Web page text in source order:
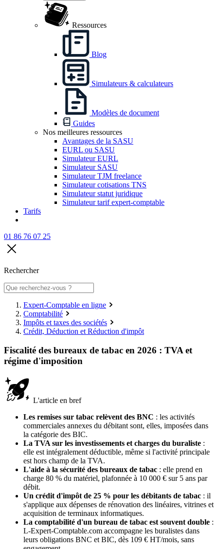
Ressources
Blog
Simulateurs & calculateurs
Modèles de document
Guides
Nos meilleures ressources
Avantages de la SASU
EURL ou SASU
Simulateur EURL
Simulateur SASU
Simulateur TJM freelance
Simulateur cotisations TNS
Simulateur statut juridique
Simulateur tarif expert-comptable
Tarifs
01 86 76 07 25
Rechercher
Expert-Comptable en ligne
Comptabilité
Impôts et taxes des sociétés
Crédit, Déduction et Réduction d'impôt
Fiscalité des bureaux de tabac en 2026 : TVA et
régime d'imposition
L'article en bref
Les remises sur tabac relèvent des BNC : les activités
commerciales annexes du débitant sont, elles, imposées dans
la catégorie des BIC.
La TVA sur les investissements et charges du buraliste :
elle est intégralement déductible, même si l'activité principale
est hors champ de la TVA.
L'aide à la sécurité des bureaux de tabac : elle prend en
charge 80 % du matériel, plafonnée à 10 000 € sur 5 ans par
débit.
Un crédit d'impôt de 25 % pour les débitants de tabac : il
s'applique aux dépenses de rénovation des linéaires, vitrines et
acquisition de terminaux informatiques.
La comptabilité d'un bureau de tabac est souvent double :
L-Expert-Comptable.com accompagne les buralistes dans
leurs obligations BNC et BIC, dès 109 € HT/mois, sans